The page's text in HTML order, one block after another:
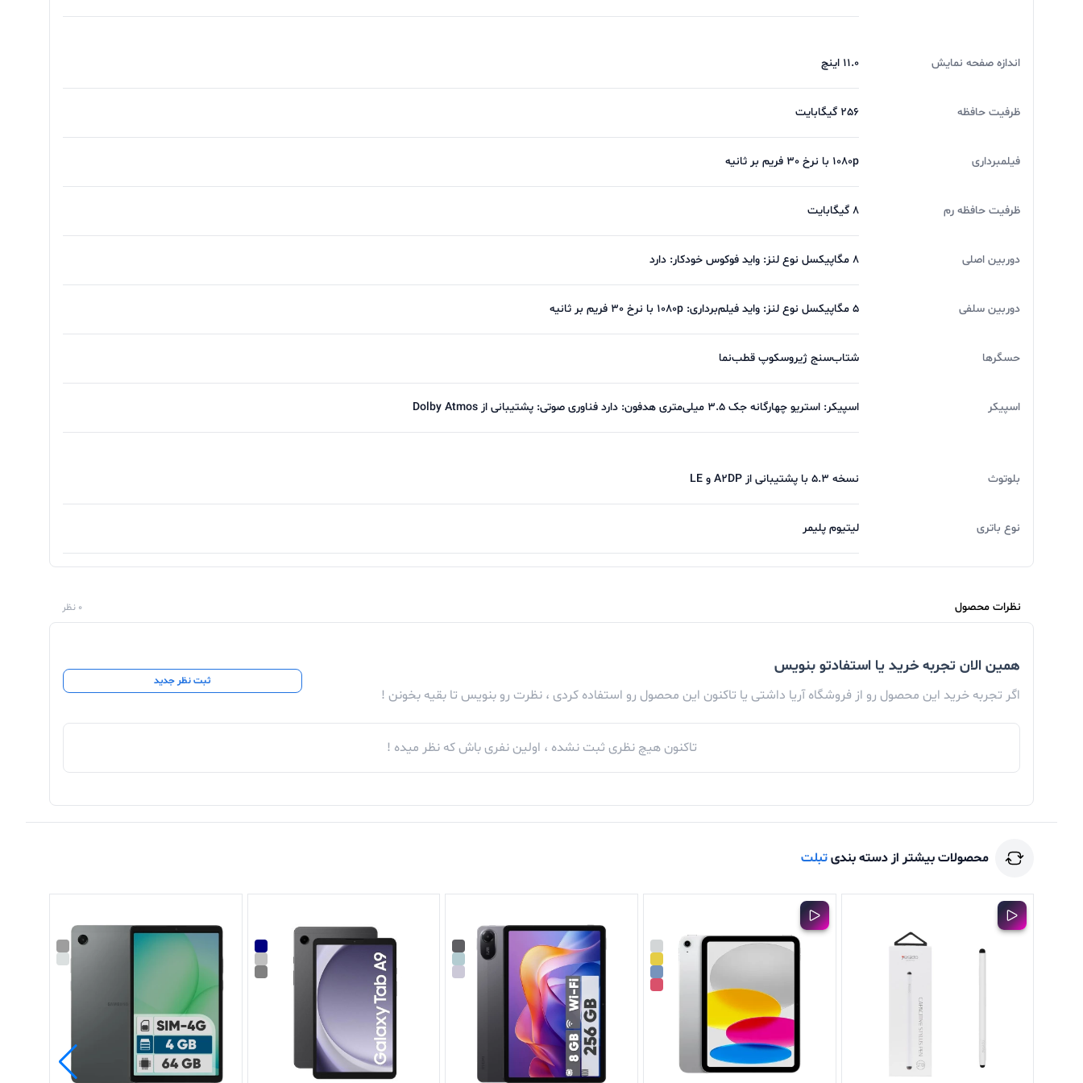
اندازه صفحه نمایش 11.0 اینچ
ظرفیت حافظه 256 گیگابایت
فیلمبرداری 1080p با نرخ 30 فریم بر ثانیه
ظرفیت حافظه رم 8 گیگابایت
دوربین اصلی 8 مگاپیکسل نوع لنز: واید فوکوس خودکار: دارد
دوربین سلفی 5 مگاپیکسل نوع لنز: واید فیلم‌برداری: 1080p با نرخ 30 فریم بر ثانیه
حسگرها شتاب‌سنج ژیروسکوپ قطب‌نما
اسپیکر اسپیکر: استریو چهارگانه جک 3.5 میلی‌متری هدفون: دارد فناوری صوتی: پشتیبانی از Dolby Atmos
بلوتوث نسخه 5.3 با پشتیبانی از A2DP و LE
نوع باتری لیتیوم پلیمر
نظرات محصول 0 نظر
همین الان تجربه خرید یا استفادتو بنویس
اگر تجربه خرید این محصول رو از فروشگاه آریا داشتی یا تاکنون این محصول رو استفاده کردی ، نظرت رو بنویس تا بقیه بخونن !
ثبت نظر جدید
تاکنون هیچ نظری ثبت نشده ، اولین نفری باش که نظر میده !
محصولات بیشتر از دسته بندیتبلت